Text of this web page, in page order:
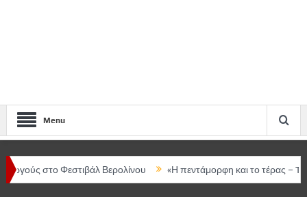
Menu
Φεστιβάλ Βερολίνου «Η πεντάμορφη και το τέρας – The